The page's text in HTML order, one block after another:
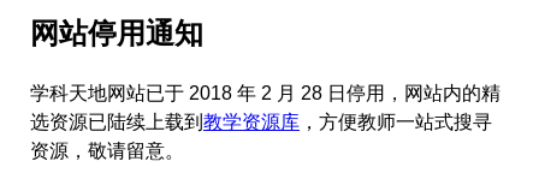
网站停用通知
学科天地网站已于 2018 年 2 月 28 日停用，网站内的精
选资源已陆续上载到 教学资源库 ，方便教师一站式搜寻
资源，敬请留意。